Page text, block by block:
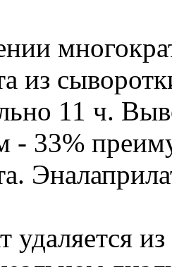
из
11 ч.
- 33%
удаляется